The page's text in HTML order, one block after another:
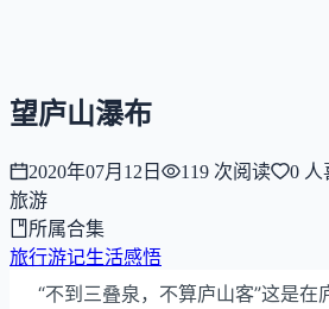
望庐山瀑布
2020年07月12日 119 次阅读 0 人
旅游
所属合集
旅行游记生活感悟
“不到三叠泉，不算庐山客”这是在